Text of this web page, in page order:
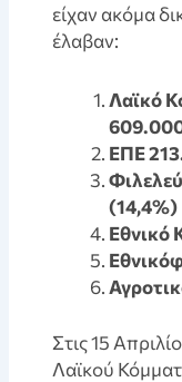
είχαν ακόμα
έλαβαν:
Λαϊκό
ΕΠΕ
(14,4%)
Εθνικό
Στις 15
Λαϊκού